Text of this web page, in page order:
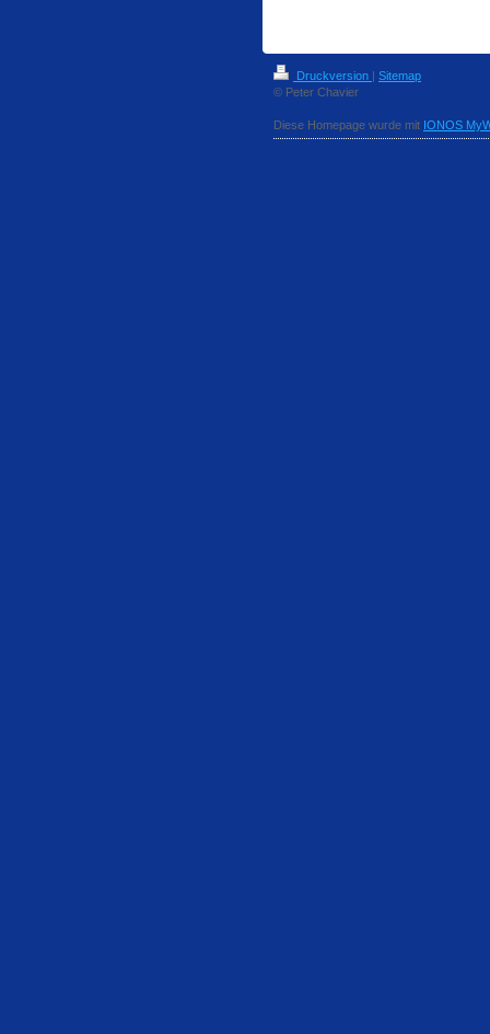
Druckversion | Sitemap
© Peter Chavier
Diese Homepage wurde mit IONOS